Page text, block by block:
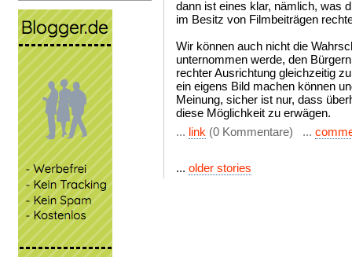
dann ist eines klar, nämlich, was
im Besitz von Filmbeiträgen
Wir können auch nicht die
unternommen werde, den
rechter Ausrichtung gleichzeitig
ein eigens Bild machen können
Meinung, sicher ist nur, dass
diese Möglichkeit zu erwägen.
... link (0 Kommentare) ...
... older stories